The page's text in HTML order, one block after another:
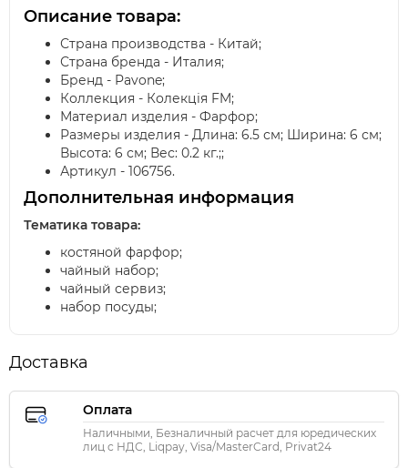
Описание товара:
Страна производства - Китай;
Страна бренда - Италия;
Бренд - Pavone;
Коллекция - Колекція FM;
Материал изделия - Фарфор;
Размеры изделия - Длина: 6.5 см; Ширина: 6 см;
Высота: 6 см; Вес: 0.2 кг.;;
Артикул - 106756.
Дополнительная информация
Тематика товара:
костяной фарфор;
чайный набор;
чайный сервиз;
набор посуды;
Доставка
Оплата
Наличными, Безналичный расчет для юредических
лиц с НДС, Liqpay, Visa/MasterCard, Privat24